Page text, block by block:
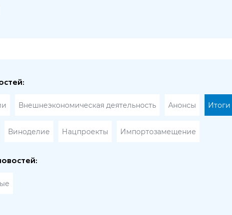
Внешнеэкономическая деятельность Анонсы
Виноделие Нацпроекты Импортозамещение